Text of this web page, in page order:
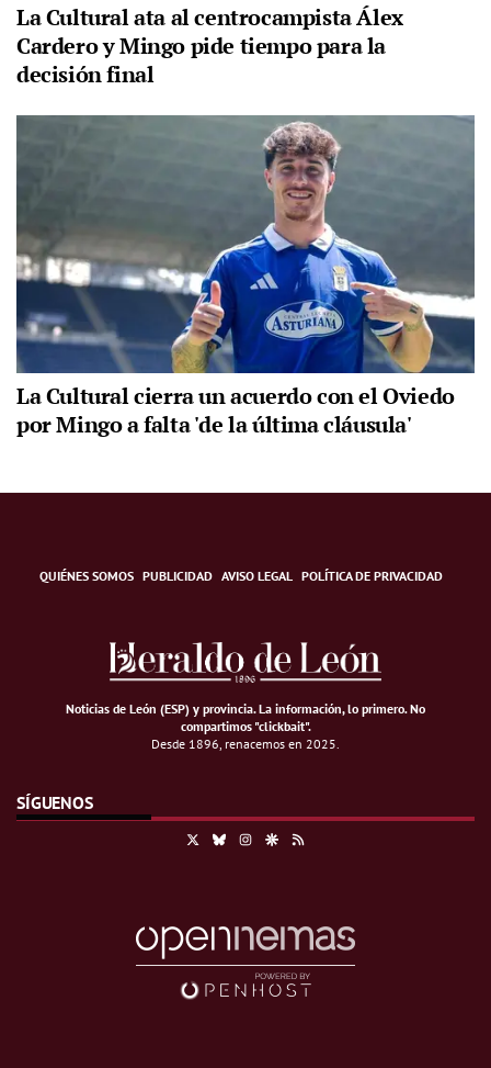
La Cultural ata al centrocampista Álex
Cardero y Mingo pide tiempo para la
decisión final
La Cultural cierra un acuerdo con el Oviedo
por Mingo a falta 'de la última cláusula'
QUIÉNES SOMOS PUBLICIDAD AVISO LEGAL POLÍTICA DE PRIVACIDAD
Noticias de León (ESP) y provincia. La información, lo primero.No
compartimos "clickbait".
Desde 1896, renacemos en 2025.
SÍGUENOS
BlueskyInstagramGoogle Discover